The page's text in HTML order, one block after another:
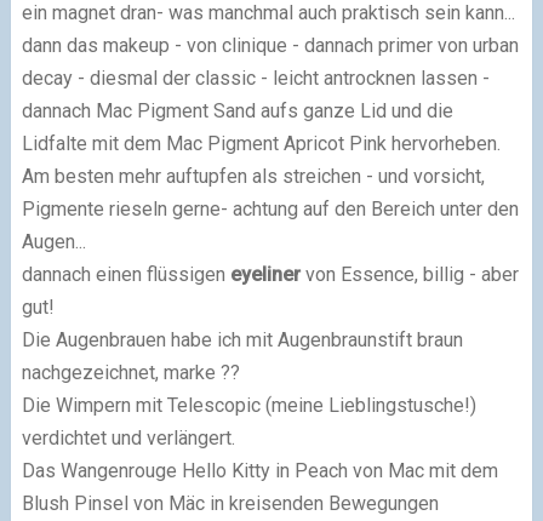
ein magnet dran- was manchmal auch praktisch sein kann...
dann das makeup - von clinique - dannach primer von urban
decay - diesmal der classic - leicht antrocknen lassen -
dannach Mac Pigment Sand aufs ganze Lid und die
Lidfalte mit dem Mac Pigment Apricot Pink hervorheben.
Am besten mehr auftupfen als streichen - und vorsicht,
Pigmente rieseln gerne- achtung auf den Bereich unter den
Augen...
dannach einen flüssigen eyelinervon Essence, billig - aber
gut!
Die Augenbrauen habe ich mit Augenbraunstift braun
nachgezeichnet, marke ??
Die Wimpern mit Telescopic (meine Lieblingstusche!)
verdichtet und verlängert.
Das Wangenrouge Hello Kitty in Peach von Mac mit dem
Blush Pinsel von Mäc in kreisenden Bewegungen